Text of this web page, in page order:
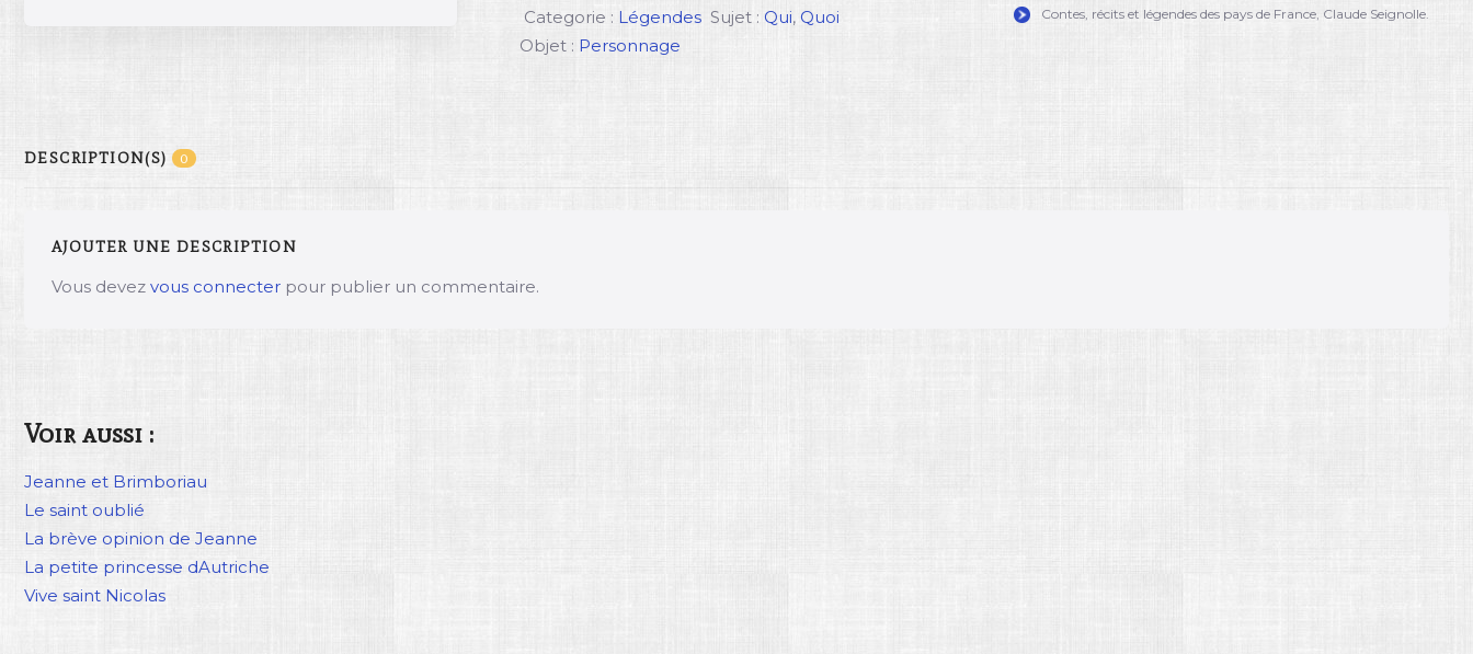
Categorie : Légendes Sujet : Qui,Quoi
Objet : Personnage
Contes, récits et légendes des pays de France, Claude Seignolle.
DESCRIPTION(S) 0
AJOUTER UNE DESCRIPTION
Vous devez vous connecter pour publier un commentaire.
Voir aussi :
Jeanne et Brimboriau
Le saint oublié
La brève opinion de Jeanne
La petite princesse dAutriche
Vive saint Nicolas